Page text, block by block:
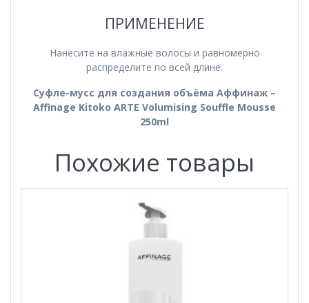
ПРИМЕНЕНИЕ
Нанесите на влажные волосы и равномерно
распределите по всей длине.
Суфле-мусс для создания объёма Аффинаж –
Affinage Kitoko ARTE Volumising Souffle Mousse
250ml
Похожие товары